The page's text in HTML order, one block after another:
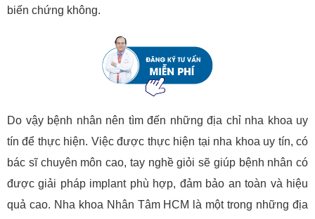
biến chứng không.
Do vậy bệnh nhân nên tìm đến những địa chỉ nha khoa uy
tín để thực hiện. Việc được thực hiện tại nha khoa uy tín, có
bác sĩ chuyên môn cao, tay nghề giỏi sẽ giúp bệnh nhân có
được giải pháp implant phù hợp, đảm bảo an toàn và hiệu
quả cao. Nha khoa Nhân Tâm HCM là một trong những địa